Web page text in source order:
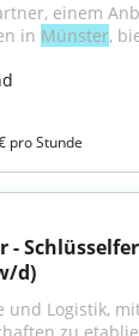
einem
in Münster,
pro Stunde
d)
und Logistik,